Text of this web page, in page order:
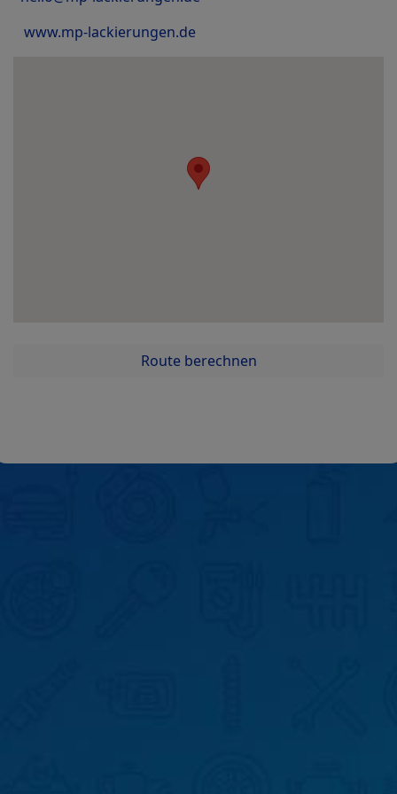
www.mp-lackierungen.de
Route berechnen